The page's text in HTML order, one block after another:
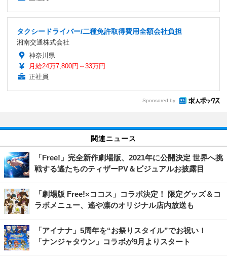
タクシードライバー/二種免許取得費用全額会社負担
湘南交通株式会社
神奈川県
月給24万7,800円～33万円
正社員
Sponsored by
関連ニュース
「Free!」完全新作劇場版、2021年に公開決定 世界へ挑
戦する遙たちのティザーPV＆ビジュアルお披露目
「劇場版 Free!×ココス」コラボ決定！ 限定グッズ＆コ
ラボメニュー、遙や凛のオリジナル店内放送も
「アイナナ」5周年を“お祭りスタイル”でお祝い！
「ナンジャタウン」コラボが9月よりスタート